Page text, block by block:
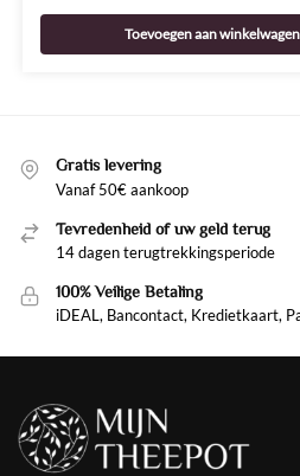
Toevoegen aan winkelwagen
Gratis levering
Vanaf 50€ aankoop
Tevredenheid of uw geld terug
14 dagen terugtrekkingsperiode
100% Veilige Betaling
iDEAL, Bancontact, Kredietkaart,